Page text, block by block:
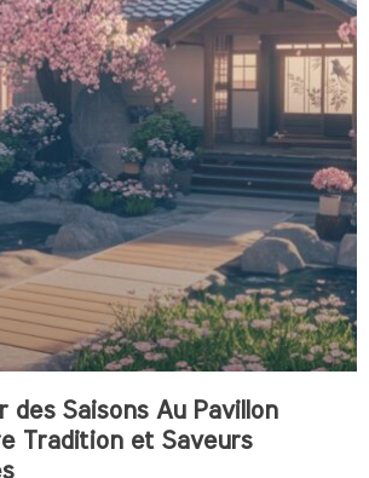
des Saisons Au Pavillon
Tradition et Saveurs